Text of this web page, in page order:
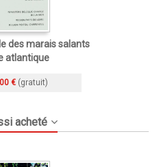
des marais salants
atlantique
€ (gratuit)
acheté